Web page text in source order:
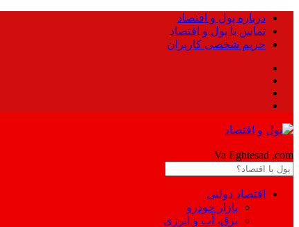
درباره پول و اقتصاد
تماس با پول و اقتصاد
حریم شخصی کاربران
Va Eghtesad .com
اقتصاد دولتی
بازار خودرو
برق، آب و انرژی